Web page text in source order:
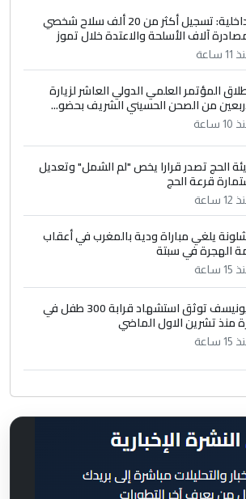
الداخلية: تسجيل أكثر من 20 ألف سلاح شخصي
آلاف الأسلحة والاعتدة خلال تموز
ساعة
المؤتمر العلمي الدولي العاشر لزيارة
من الصحن الحسيني الشريف بحضو...
ساعة
الحج تصدر قرارا يخص "لم الشمل" وتعديل
قرعة الحج
ساعة
يلغي مباراة ودية بالمغرب في أعقاب
الهجرة في سبتة
ساعة
اليونيسف توثق استشهاد قرابة 300 طفل في
منذ تشرين الاول الماضي
ساعة